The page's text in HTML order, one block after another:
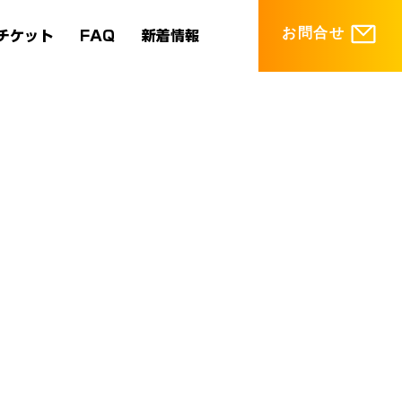
ケット FAQ 新着情報 お問合せ